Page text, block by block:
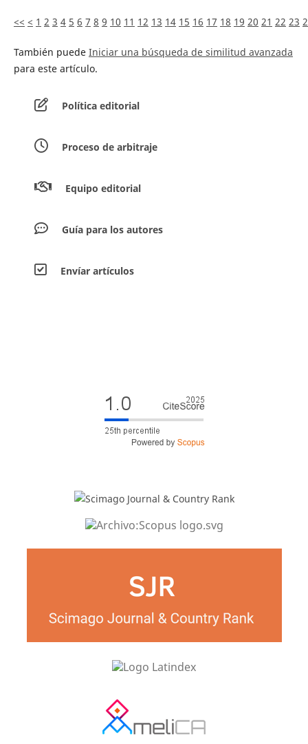
<< < 1 2 3 4 5 6 7 8 9 10 11 12 13 14 15 16 17 18 19 20 21 22 23
También puede Iniciar una búsqueda de similitud avanzada
para este artículo.
Política editorial
Proceso de arbitraje
Equipo editorial
Guía para los autores
Envíar artículos